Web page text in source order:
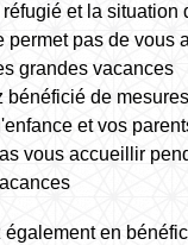
et la situation
permet pas de vous
grandes vacances
bénéficié de
et vos
vous accueillir
également en